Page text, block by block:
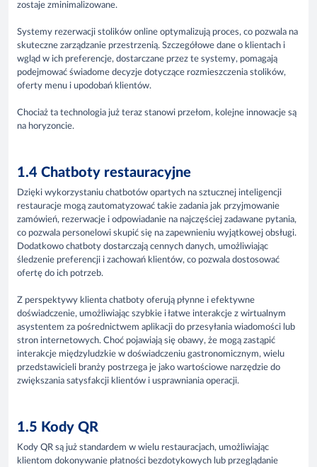
zostaje zminimalizowane.
Systemy rezerwacji stolików online optymalizują proces, co pozwala na
skuteczne zarządzanie przestrzenią. Szczegółowe dane o klientach i
wgląd w ich preferencje, dostarczane przez te systemy, pomagają
podejmować świadome decyzje dotyczące rozmieszczenia stolików,
oferty menu i upodobań klientów.
Chociaż ta technologia już teraz stanowi przełom, kolejne innowacje są
na horyzoncie.
1.4 Chatboty restauracyjne
Dzięki wykorzystaniu chatbotów opartych na sztucznej inteligencji
restauracje mogą zautomatyzować takie zadania jak przyjmowanie
zamówień, rezerwacje i odpowiadanie na najczęściej zadawane pytania,
co pozwala personelowi skupić się na zapewnieniu wyjątkowej obsługi.
Dodatkowo chatboty dostarczają cennych danych, umożliwiając
śledzenie preferencji i zachowań klientów, co pozwala dostosować
ofertę do ich potrzeb.
Z perspektywy klienta chatboty oferują płynne i efektywne
doświadczenie, umożliwiając szybkie i łatwe interakcje z wirtualnym
asystentem za pośrednictwem aplikacji do przesyłania wiadomości lub
stron internetowych. Choć pojawiają się obawy, że mogą zastąpić
interakcje międzyludzkie w doświadczeniu gastronomicznym, wielu
przedstawicieli branży postrzega je jako wartościowe narzędzie do
zwiększania satysfakcji klientów i usprawniania operacji.
1.5 Kody QR
Kody QR są już standardem w wielu restauracjach, umożliwiając
klientom dokonywanie płatności bezdotykowych lub przeglądanie